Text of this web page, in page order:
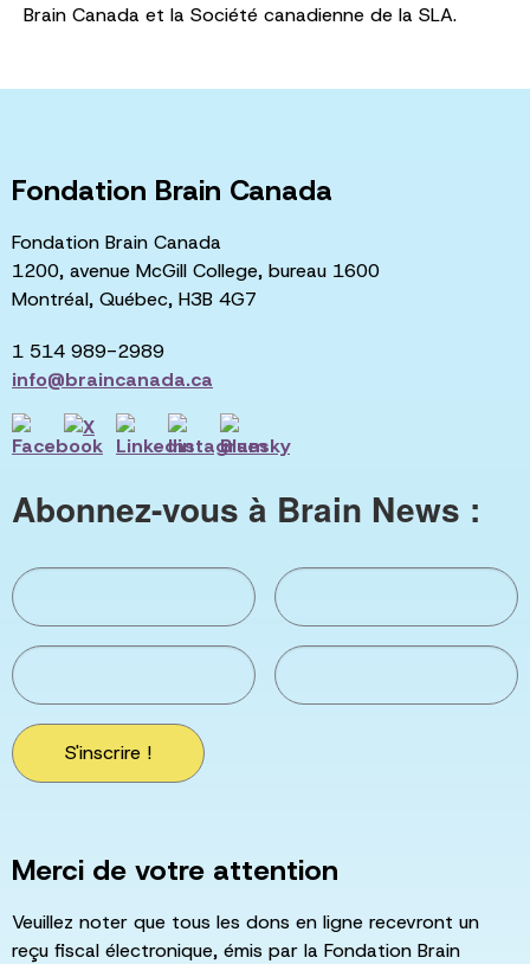
Brain Canada et la Société canadienne de la SLA.
Fondation Brain Canada
Fondation Brain Canada
1200, avenue McGill College, bureau 1600
Montréal, Québec, H3B 4G7
1 514 989-2989
info@braincanada.ca
Abonnez-vous à Brain News :
S'inscrire !
Merci de votre attention
Veuillez noter que tous les dons en ligne recevront un
reçu fiscal électronique, émis par la Fondation Brain